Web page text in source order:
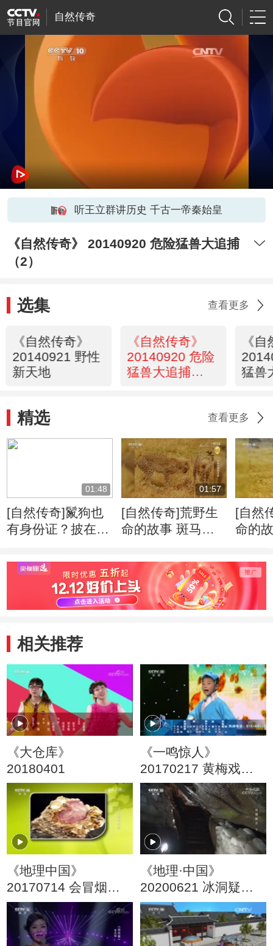
自然传奇
听王立群讲历史 千古一帝秦始皇
《自然传奇》 20140920 危险猛兽大追捕
（2）
选集 查看更多
《自然传奇》
20140921 野性
新天地
《自然传奇》
20140920 危险
猛兽大追捕
《
猛兽
精选 查看更多
01:48
[自然传奇]鬣狗也
有身份证？披在身
01:57
[自然传奇]荒野生
命的故事 斑马牛
动物带来一场盛宴
[自然
命的
千里
相关推荐
《大仓库》
20180401
《一鸣惊人》
20170217 黄梅戏名
家名票组团战 第二季
（三）
《地理中国》
20170714 会冒烟的
山坡
《地理·中国》
20200621 冰洞疑云
下